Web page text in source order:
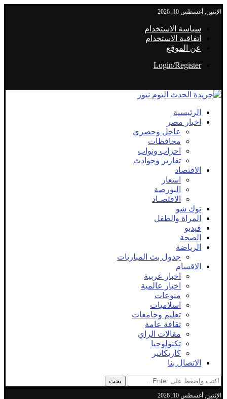
الإثنين, أغسطس 10, 2026
سياسة الاستخدام
اتفاقية الاستخدام
عن الموقع
Login/Register
الرئيسية
اخبار مصر
عاجل وحصري
محافظات
احزاب ونواب
تقارير وحوادث
الاقتصاد
اسعار
البورصة
الاقتصـاد
توك شو
المراة والطفل
فيديو
الصحة
الرياضة
جدول بث المباريات
الاقسام
اخبار عربية
اخبار عالمية
منوعات
اسلاميات
تعليم وجامعات
ثقافة عامة
مقالات الراي
تكنولوجيا
كاريكاتير
الاتصال بنا
بحث
الإثنين, أغسطس 10, 2026